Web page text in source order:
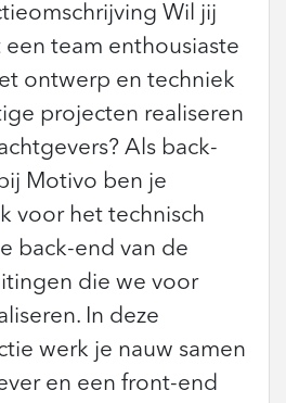
Wil jij
een team enthousiaste
ontwerp en techniek
projecten realiseren
Als back-
Motivo ben je
voor het technisch
back-end van de
die we voor
In deze
werk je nauw samen
en een front-end